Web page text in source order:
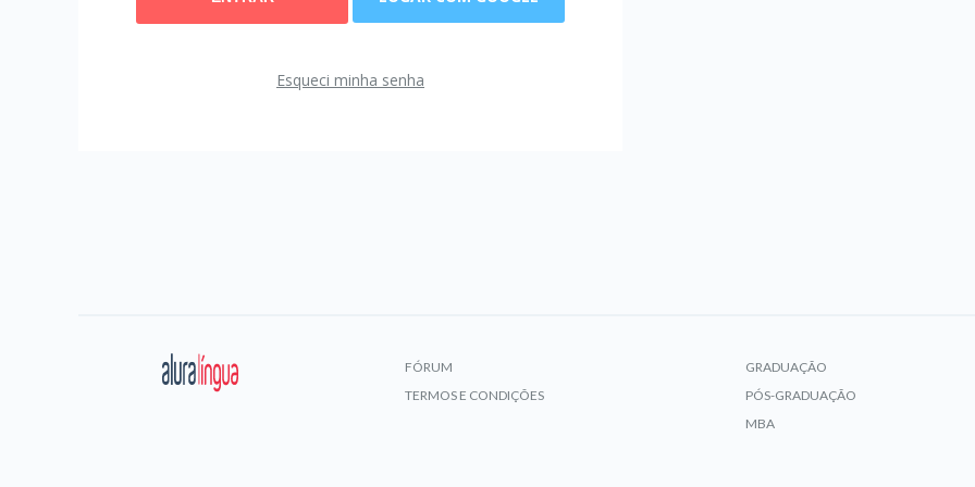
Esqueci minha senha
FÓRUM
TERMOS E CONDIÇÕES
GRADUAÇÃO
PÓS-GRADUAÇÃO
MBA